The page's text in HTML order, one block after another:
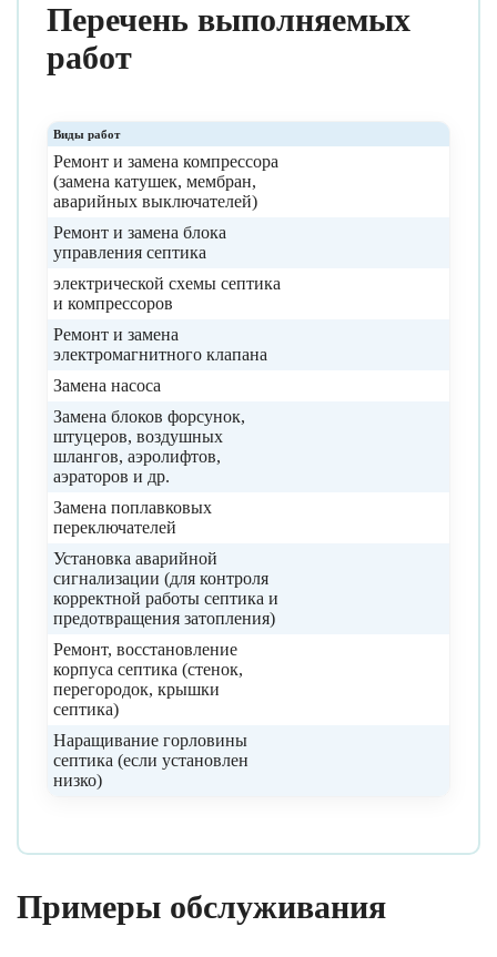
Перечень выполняемых
работ
Виды работ
Ремонт и замена компрессора
(замена катушек, мембран,
аварийных выключателей)
Ремонт и замена блока
управления септика
электрической схемы септика
и компрессоров
Ремонт и замена
электромагнитного клапана
Замена насоса
Замена блоков форсунок,
штуцеров, воздушных
шлангов, аэролифтов,
аэраторов и др.
Замена поплавковых
переключателей
Установка аварийной
сигнализации (для контроля
корректной работы септика и
предотвращения затопления)
Ремонт, восстановление
корпуса септика (стенок,
перегородок, крышки
септика)
Наращивание горловины
септика (если установлен
низко)
Примеры обслуживания